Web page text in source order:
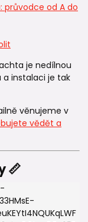
průvodce od A do
je nedílnou
instalaci je tak
věnujeme v
vědět a
📏